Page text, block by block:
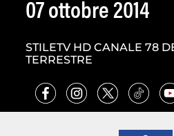
07 ottobre 2014
STILETV HD CANALE 78
TERRESTRE